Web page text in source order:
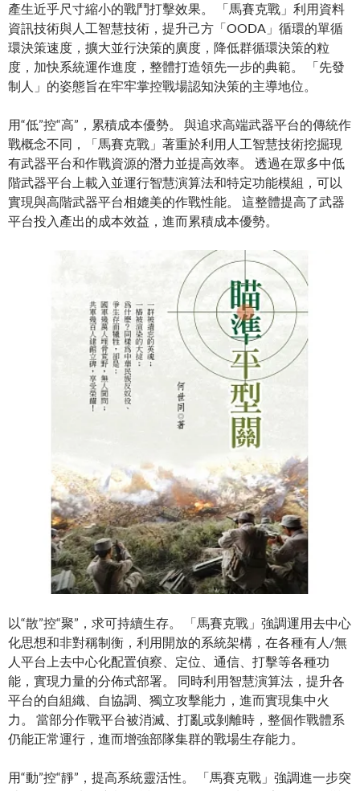
產生近乎尺寸縮小的戰鬥打擊效果。 「馬賽克戰」利用資料
資訊技術與人工智慧技術，提升己方「OODA」循環的單循
環決策速度，擴大並行決策的廣度，降低群循環決策的粒
度，加快系統運作進度，整體打造領先一步的典範。 「先發
制人」的姿態旨在牢牢掌控戰場認知決策的主導地位。
用“低”控“高”，累積成本優勢。 與追求高端武器平台的傳統作
戰概念不同，「馬賽克戰」著重於利用人工智慧技術挖掘現
有武器平台和作戰資源的潛力並提高效率。 透過在眾多中低
階武器平台上載入並運行智慧演算法和特定功能模組，可以
實現與高階武器平台相媲美的作戰性能。 這整體提高了武器
平台投入產出的成本效益，進而累積成本優勢。
以“散”控“聚”，求可持續生存。 「馬賽克戰」強調運用去中心
化思想和非對稱制衡，利用開放的系統架構，在各種有人/無
人平台上去中心化配置偵察、定位、通信、打擊等各種功
能，實現力量的分佈式部署。 同時利用智慧演算法，提升各
平台的自組織、自協調、獨立攻擊能力，進而實現集中火
力。 當部分作戰平台被消滅、打亂或剝離時，整個作戰體系
仍能正常運行，進而增強部隊集群的戰場生存能力。
用“動”控“靜”，提高系統靈活性。 「馬賽克戰」強調進一步突